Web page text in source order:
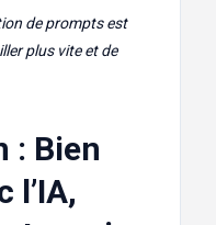
de prompts est
plus vite et de
: Bien
l’IA,